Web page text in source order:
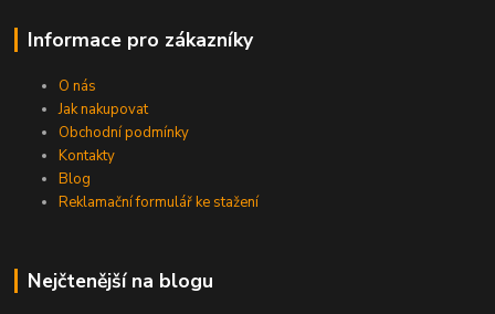
Informace pro zákazníky
O nás
Jak nakupovat
Obchodní podmínky
Kontakty
Blog
Reklamační formulář ke stažení
Nejčtenější na blogu